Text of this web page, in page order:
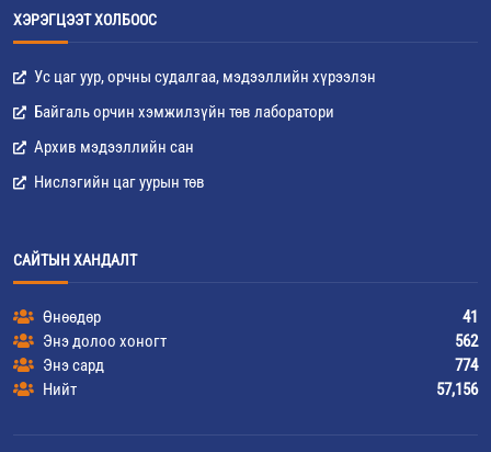
ХЭРЭГЦЭЭТ ХОЛБООС
Ус цаг уур, орчны судалгаа, мэдээллийн хүрээлэн
Байгаль орчин хэмжилзүйн төв лаборатори
Архив мэдээллийн сан
Нислэгийн цаг уурын төв
САЙТЫН ХАНДАЛТ
Өнөөдөр
41
Энэ долоо хоногт
562
Энэ сард
774
Нийт
57,156